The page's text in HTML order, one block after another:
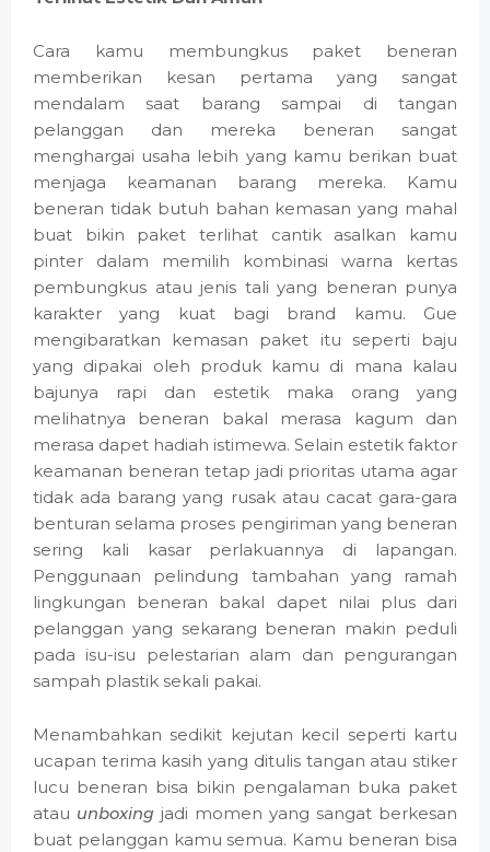
Cara kamu membungkus paket beneran
memberikan kesan pertama yang sangat
mendalam saat barang sampai di tangan
pelanggan dan mereka beneran sangat
menghargai usaha lebih yang kamu berikan buat
menjaga keamanan barang mereka. Kamu
beneran tidak butuh bahan kemasan yang mahal
buat bikin paket terlihat cantik asalkan kamu
pinter dalam memilih kombinasi warna kertas
pembungkus atau jenis tali yang beneran punya
karakter yang kuat bagi brand kamu. Gue
mengibaratkan kemasan paket itu seperti baju
yang dipakai oleh produk kamu di mana kalau
bajunya rapi dan estetik maka orang yang
melihatnya beneran bakal merasa kagum dan
merasa dapet hadiah istimewa. Selain estetik faktor
keamanan beneran tetap jadi prioritas utama agar
tidak ada barang yang rusak atau cacat gara-gara
benturan selama proses pengiriman yang beneran
sering kali kasar perlakuannya di lapangan.
Penggunaan pelindung tambahan yang ramah
lingkungan beneran bakal dapet nilai plus dari
pelanggan yang sekarang beneran makin peduli
pada isu-isu pelestarian alam dan pengurangan
sampah plastik sekali pakai.
Menambahkan sedikit kejutan kecil seperti kartu
ucapan terima kasih yang ditulis tangan atau stiker
lucu beneran bisa bikin pengalaman buka paket
atau unboxing jadi momen yang sangat berkesan
buat pelanggan kamu semua. Kamu beneran bisa